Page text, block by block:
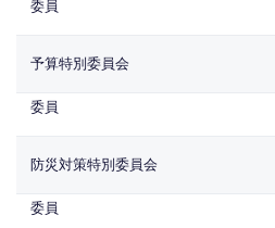
委員
予算特別委員会
委員
防災対策特別委員会
委員